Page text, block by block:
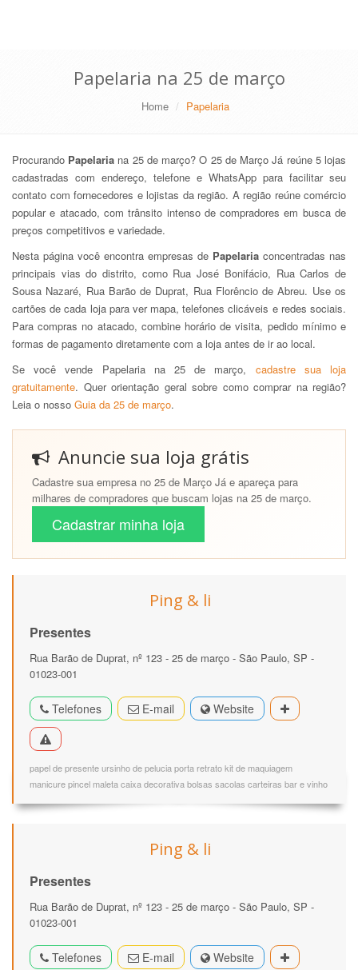
Papelaria na 25 de março
Home Papelaria
Procurando Papelaria na 25 de março? O 25 de Março Já reúne 5 lojas
cadastradas com endereço, telefone e WhatsApp para facilitar seu
contato com fornecedores e lojistas da região. A região reúne comércio
popular e atacado, com trânsito intenso de compradores em busca de
preços competitivos e variedade.
Nesta página você encontra empresas de Papelaria concentradas nas
principais vias do distrito, como Rua José Bonifácio, Rua Carlos de
Sousa Nazaré, Rua Barão de Duprat, Rua Florêncio de Abreu. Use os
cartões de cada loja para ver mapa, telefones clicáveis e redes sociais.
Para compras no atacado, combine horário de visita, pedido mínimo e
formas de pagamento diretamente com a loja antes de ir ao local.
Se você vende Papelaria na 25 de março, cadastre sua loja
gratuitamente. Quer orientação geral sobre como comprar na região?
Leia o nosso Guia da 25 de março.
Anuncie sua loja grátis
Cadastre sua empresa no 25 de Março Já e apareça para
milhares de compradores que buscam lojas na 25 de março.
Cadastrar minha loja
Ping & li
Presentes
Rua Barão de Duprat, nº 123 - 25 de março - São Paulo, SP -
01023-001
Telefones E-mail Website
papel de presente ursinho de pelucia porta retrato kit de maquiagem
manicure pincel maleta caixa decorativa bolsas sacolas carteiras bar e vinho
Ping & li
Presentes
Rua Barão de Duprat, nº 123 - 25 de março - São Paulo, SP -
01023-001
Telefones E-mail Website